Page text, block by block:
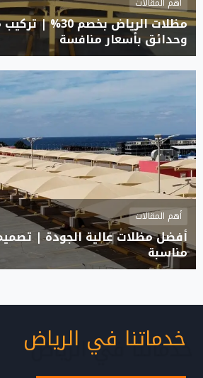
مظلات الرياض
وحدائق بأسعار منافسة
أهم المقالات
أفضل مظلات عالية الجودة |
مناسبة
خدماتنا في الرياض